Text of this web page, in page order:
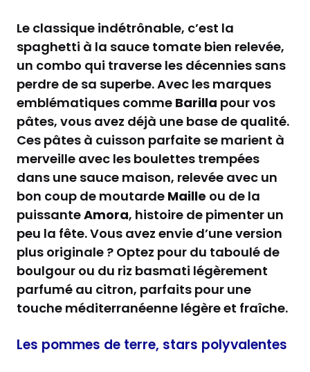
Le classique indétrônable, c’est la
spaghetti à la sauce tomate bien relevée,
un combo qui traverse les décennies sans
perdre de sa superbe. Avec les marques
emblématiques comme Barilla pour vos
pâtes, vous avez déjà une base de qualité.
Ces pâtes à cuisson parfaite se marient à
merveille avec les boulettes trempées
dans une sauce maison, relevée avec un
bon coup de moutarde Maille ou de la
puissanteAmora, histoire de pimenter un
peu la fête. Vous avez envie d’une version
plus originale ? Optez pour du taboulé de
boulgour ou du riz basmati légèrement
parfumé au citron, parfaits pour une
touche méditerranéenne légère et fraîche.
Les pommes de terre, stars polyvalentes